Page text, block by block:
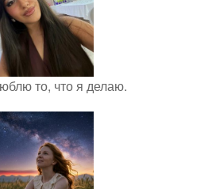
то, что я делаю.